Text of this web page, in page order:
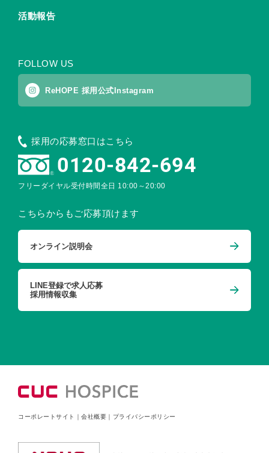
活動報告
FOLLOW US
ReHOPE 採用公式Instagram
採用の応募窓口はこちら
0120-842-694
フリーダイヤル受付時間全日 10:00～20:00
こちらからもご応募頂けます
オンライン説明会
LINE登録で求人応募
採用情報収集
コーポレートサイト ｜ 会社概要 ｜ プライバシーポリシー